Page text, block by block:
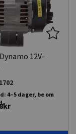
12V-
4–5 dager, be om